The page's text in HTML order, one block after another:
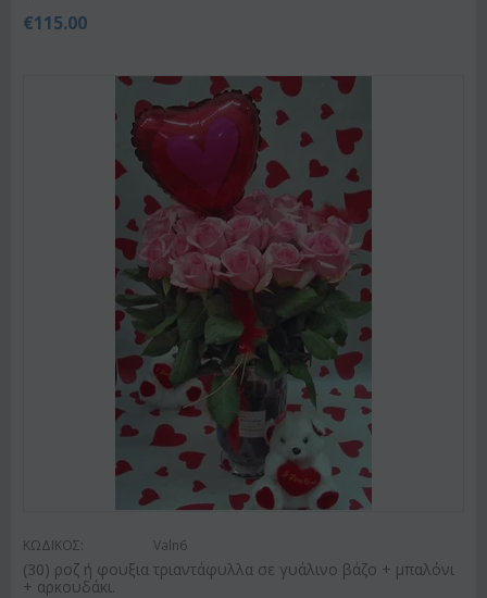
€115.00
ΚΩΔΙΚΟΣ: Valn6
(30) ροζ ή φουξια τριαντάφυλλα σε γυάλινο βάζο + μπαλόνι
+ αρκουδάκι.